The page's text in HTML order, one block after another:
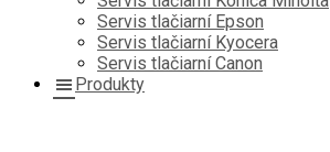
Servis tlačiarní Epson
Servis tlačiarní Kyocera
Servis tlačiarní Canon
Produkty